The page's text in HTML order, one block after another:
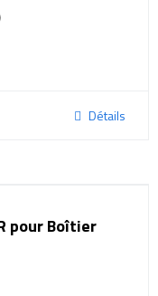
Détails
pour Boîtier